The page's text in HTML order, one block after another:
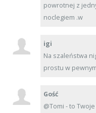
powrotnej z
noclegiem .w
igi
Na szaleństwa
prostu w
Gość
@Tomi - to